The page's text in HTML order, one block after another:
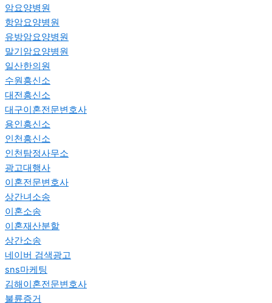
암요양병원
항암요양병원
유방암요양병원
말기암요양병원
일산한의원
수원흥신소
대전흥신소
대구이혼전문변호사
용인흥신소
인천흥신소
인천탐정사무소
광고대행사
이혼전문변호사
상간녀소송
이혼소송
이혼재산분할
상간소송
네이버 검색광고
sns마케팅
김해이혼전문변호사
불륜증거